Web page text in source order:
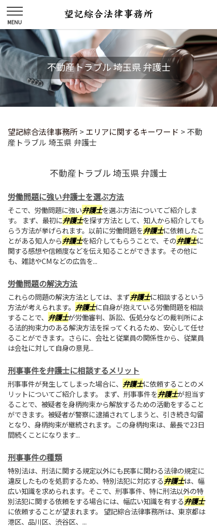
不動産トラブル 埼玉県 弁護士
望記綜合法律事務所 > エリアに関するキーワード > 不動
産トラブル 埼玉県 弁護士
不動産トラブル 埼玉県 弁護士
労働問題に強い弁護士を選ぶ方法
そこで、労働問題に強い弁護士を選ぶ方法についてご紹介しま
す。 まず、最初に弁護士を探す方法として、知人から紹介しても
らう方法が挙げられます。以前に労働問題を弁護士に依頼したこ
とがある知人から弁護士を紹介してもらうことで、その弁護士に
関する感想や信頼度などを伝え知ることができます。その他に
も、雑誌やCMなどの広告を...
労働問題の解決方法
これらの問題の解決方法としては、まず弁護士に相談するという
方法が考えられます。 弁護士に自身が抱えている労働問題を相談
することで、 弁護士が労働審判、訴訟、仮処分などの裁判所によ
る法的拘束力のある解決方法を採ってくれるため、安心して任せ
ることができます。さらに、会社と従業員の関係性から、従業員
は会社に対して自身の意見...
刑事事件を弁護士に相談するメリット
刑事事件が発生してしまった場合に、 弁護士に依頼することのメ
リットについてご紹介します。 まず、刑事事件を弁護士が担当す
ることで、被疑者を身柄拘束から解放するための活動をすること
ができます。被疑者が警察に逮捕されてしまうと、引き続き勾留
となり、身柄拘束が継続されます。この身柄拘束は、最長で23日
間続くことになります...
刑事事件の種類
特別法は、刑法に関する規定以外にも民事に関わる法律の規定に
違反したものを処罰するため、特別法犯に対応する弁護士は、幅
広い知識を求められます。そこで、刑事事件、特に刑法以外の特
別法犯に関する依頼をする場合には、幅広い知識を有する弁護士
に依頼することが望まれます。 望記綜合法律事務所は、東京都は
港区、品川区、渋谷区、...